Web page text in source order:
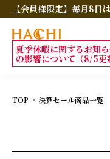
【会員様限定】毎月8日
夏季休暇に関するお知
の影響について（8/5更
TOP 決算セール商品一覧